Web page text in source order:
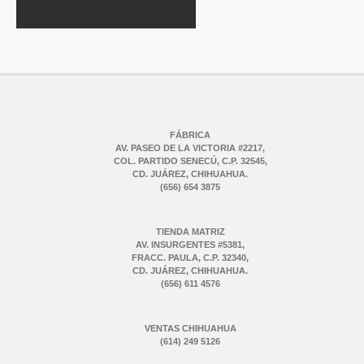
FÁBRICA
AV. PASEO DE LA VICTORIA #2217,
COL. PARTIDO SENECÚ, C.P. 32545,
CD. JUÁREZ, CHIHUAHUA.
(656) 654 3875
TIENDA MATRIZ
AV. INSURGENTES #5381,
FRACC. PAULA, C.P. 32340,
CD. JUÁREZ, CHIHUAHUA.
(656) 611 4576
VENTAS CHIHUAHUA
(614) 249 5126